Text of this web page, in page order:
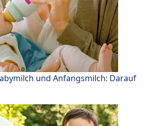
und Anfangsmilch: Darauf